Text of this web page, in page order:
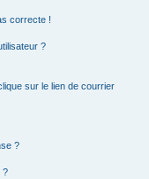
correcte !
?
sur le lien de courrier
?
?